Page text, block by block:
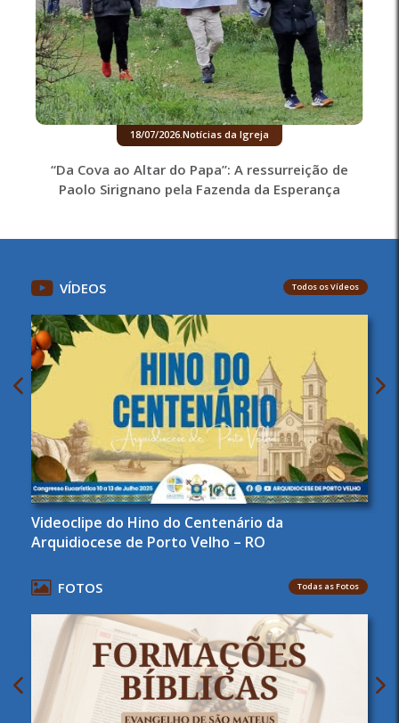
18/07/2026 Notícias da Igreja
“Da Cova ao Altar do Papa”: A ressurreição de
Paolo Sirignano pela Fazenda da Esperança
VÍDEOS Todos os Vídeos
Videoclipe do Hino do Centenário da
Arquidiocese de Porto Velho – RO
FOTOS Todas as Fotos